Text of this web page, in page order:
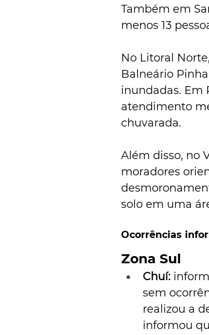
Também em
menos 13
No Litoral
Balneário
inundadas. Em
atendimento
chuvarada.
Além disso, no
moradores
solo em uma
Ocorrências
Zona Sul
Chuí:
sem
realizou a
informou